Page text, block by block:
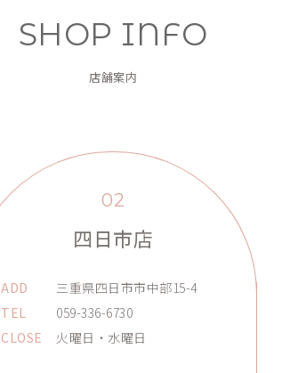
SHOP INFO
店舗案内
02
四日市店
ADD
三重県四日市市中部15-4
TEL
059-336-6730
CLOSE
火曜日・水曜日